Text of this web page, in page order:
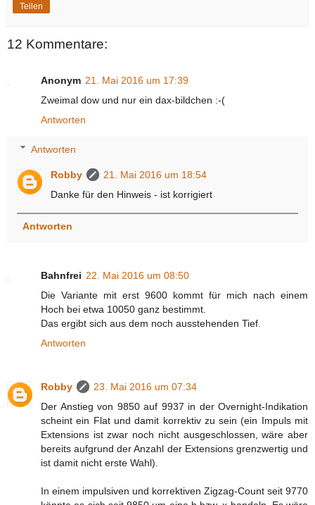
Teilen
12 Kommentare:
Anonym 21. Mai 2016 um 17:39
Zweimal dow und nur ein dax-bildchen :-(
Antworten
Antworten
Robby
21. Mai 2016 um 18:54
Danke für den Hinweis - ist korrigiert
Antworten
Bahnfrei 22. Mai 2016 um 08:50
Die Variante mit erst 9600 kommt für mich nach einem
Hoch bei etwa 10050 ganz bestimmt.
Das ergibt sich aus dem noch ausstehenden Tief.
Antworten
Robby
23. Mai 2016 um 07:34
Der Anstieg von 9850 auf 9937 in der Overnight-Indikation
scheint ein Flat und damit korrektiv zu sein (ein Impuls mit
Extensions ist zwar noch nicht ausgeschlossen, wäre aber
bereits aufgrund der Anzahl der Extensions grenzwertig und
ist damit nicht erste Wahl).
In einem impulsiven und korrektiven Zigzag-Count seit 9770